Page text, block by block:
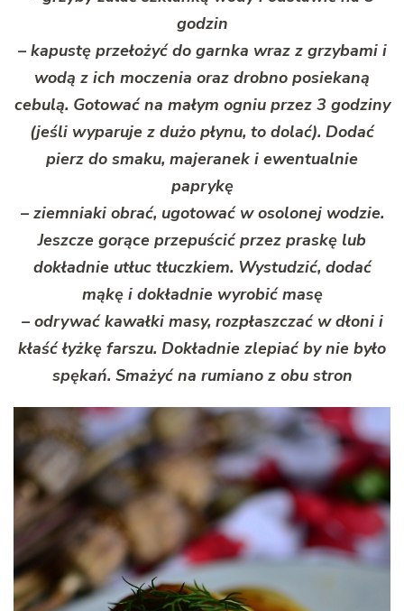
godzin
– kapustę przełożyć do garnka wraz z grzybami i
wodą z ich moczenia oraz drobno posiekaną
cebulą. Gotować na małym ogniu przez 3 godziny
(jeśli wyparuje z dużo płynu, to dolać). Dodać
pierz do smaku, majeranek i ewentualnie
paprykę
– ziemniaki obrać, ugotować w osolonej wodzie.
Jeszcze gorące przepuścić przez praskę lub
dokładnie utłuc tłuczkiem. Wystudzić, dodać
mąkę i dokładnie wyrobić masę
– odrywać kawałki masy, rozpłaszczać w dłoni i
kłaść łyżkę farszu. Dokładnie zlepiać by nie było
spękań. Smażyć na rumiano z obu stron